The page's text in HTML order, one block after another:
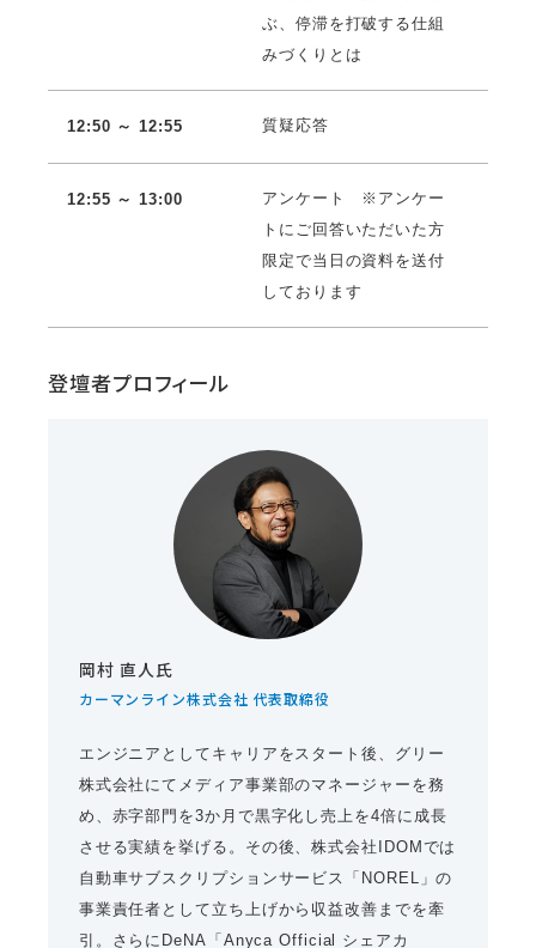
ぶ、停滞を打破する仕組
みづくりとは
12:50 ～ 12:55 質疑応答
12:55 ～ 13:00
アンケート ※アンケー
トにご回答いただいた方
限定で当日の資料を送付
しております
登壇者プロフィール
岡村 直人氏
カーマンライン株式会社 代表取締役
エンジニアとしてキャリアをスタート後、グリー
株式会社にてメディア事業部のマネージャーを務
め、赤字部門を3か月で黒字化し売上を4倍に成長
させる実績を挙げる。その後、株式会社IDOMでは
自動車サブスクリプションサービス「NOREL」の
事業責任者として立ち上げから収益改善までを牽
引。さらにDeNA「Anyca Official シェアカ